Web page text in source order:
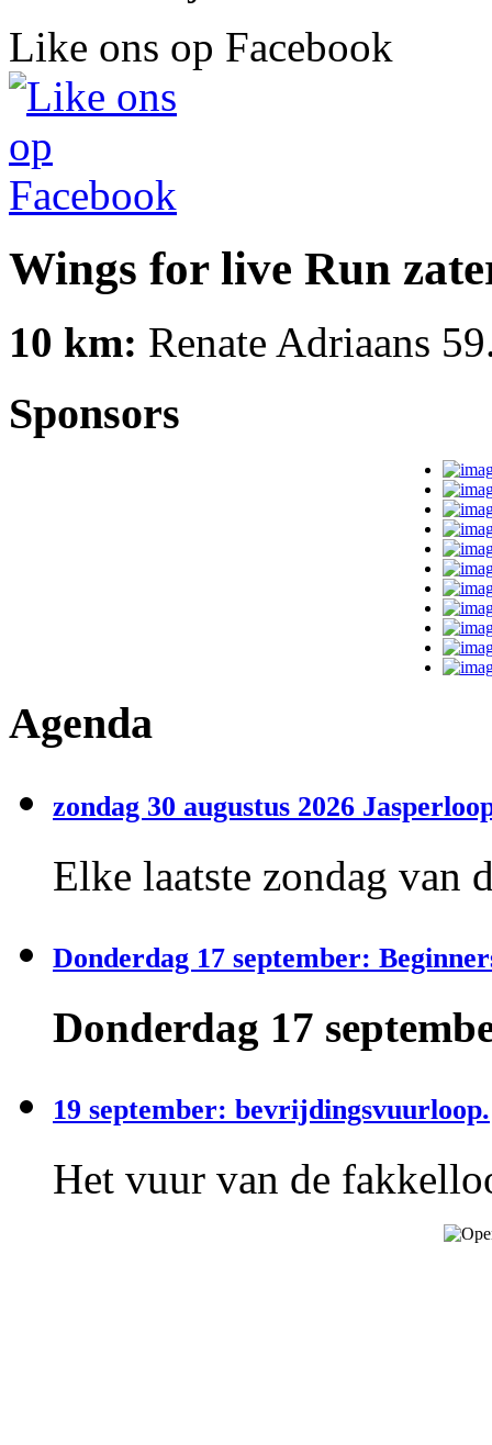
Like ons op Facebook
Wings for live Run
10 km: Renate Adriaans
Sponsors
Agenda
zondag 30 augustus 2026
Elke laatste zondag van
Donderdag 17 september:
Donderdag 17
19 september: bevrijdingsvuurloop.
Het vuur van de